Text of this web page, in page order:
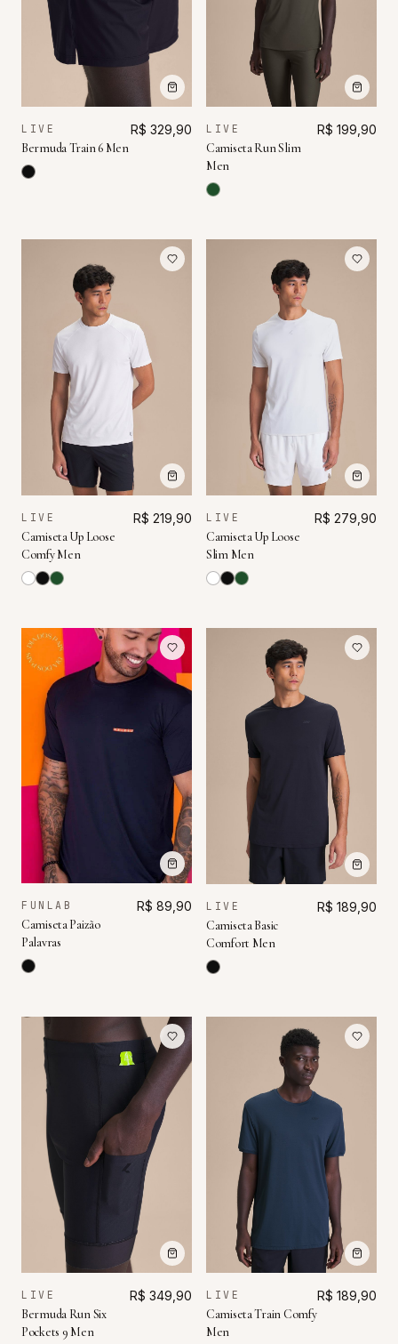
LIVE
Bermuda Train 6 Men
R$ 329,90 LIVE
Camiseta Run Slim
Men
R$ 199,90
LIVE
Camiseta Up Loose
Comfy Men
R$ 219,90 LIVE
Camiseta Up Loose
Slim Men
R$ 279,90
FUNLAB
Camiseta Paizão
Palavras
R$ 89,90 LIVE
Camiseta Basic
Comfort Men
R$ 189,90
LIVE
Bermuda Run Six
Pockets 9 Men
R$ 349,90 LIVE
Camiseta Train Comfy
Men
R$ 189,90